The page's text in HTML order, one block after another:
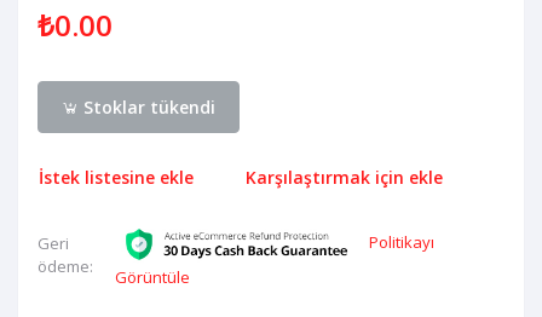
₺0.00
Stoklar tükendi
İstek listesine ekle Karşılaştırmak için ekle
Geri
ödeme:
Politikayı
Görüntüle